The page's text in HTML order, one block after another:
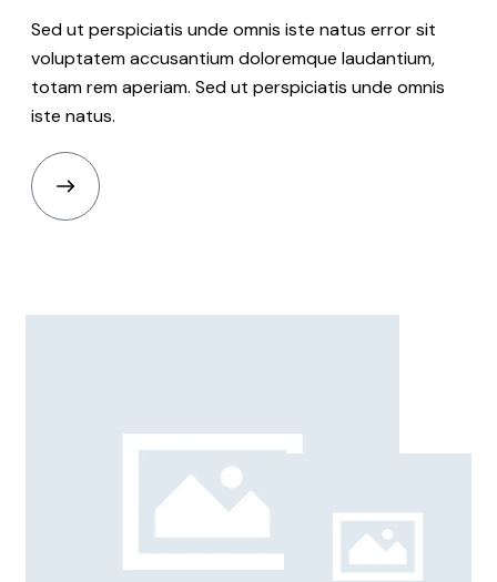
Sed ut perspiciatis unde omnis iste natus error sit
voluptatem accusantium doloremque laudantium,
totam rem aperiam. Sed ut perspiciatis unde omnis
iste natus.